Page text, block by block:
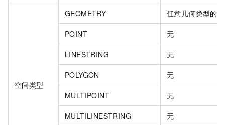
空间类型
GEOMETRY 任意几何类型的值
POINT 无
LINESTRING 无
POLYGON 无
MULTIPOINT 无
MULTILINESTRING 无